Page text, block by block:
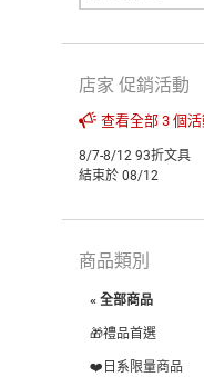
店家 促銷活動
查看全部 3 個
8/7-8/12 93折文具
結束於 08/12
商品類別
« 全部商品
🎁禮品首選
❤️日系限量商品